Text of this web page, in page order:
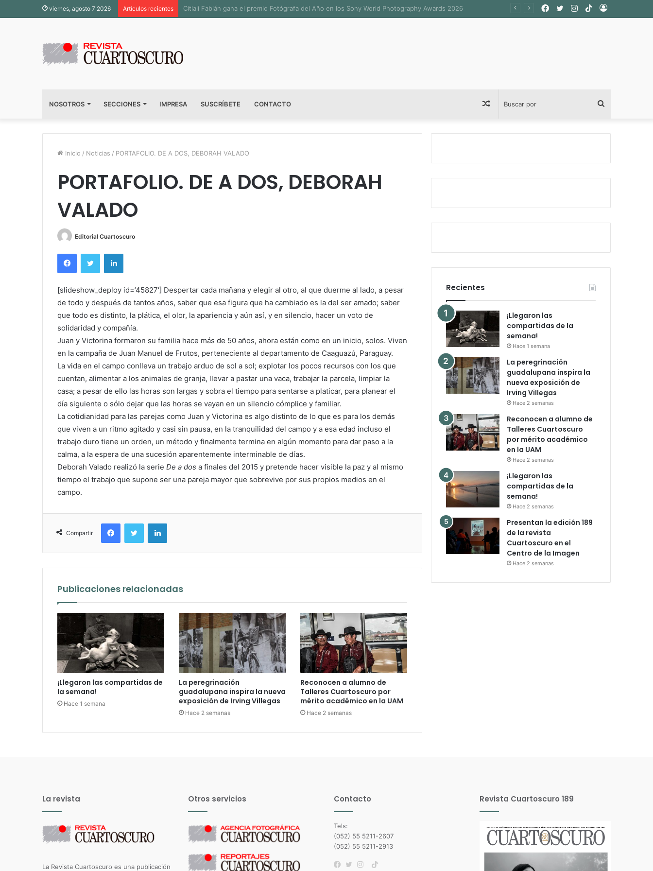
viernes, agosto 7 2026 Artículos recientes Inauguran sala permanente «Pedro Valtierra» en la Fototeca de Zacatecas Acceso
TikTok
Instagram
Twitter
Facebook
NOSOTROS SECCIONES IMPRESA SUSCRÍBETE CONTACTO
por
Publicación
al
azar
Inicio / Noticias / PORTAFOLIO. DE A DOS, DEBORAH VALADO
PORTAFOLIO. DE A DOS, DEBORAH
VALADO
Editorial Cuartoscuro
FacebookTwitter LinkedIn
[slideshow_deploy id=’45827′] Despertar cada mañana y elegir al otro, al que duerme al lado, a pesar
de todo y después de tantos años, saber que esa figura que ha cambiado es la del ser amado; saber
que todo es distinto, la plática, el olor, la apariencia y aún así, y en silencio, hacer un voto de
solidaridad y compañía.
Juan y Victorina formaron su familia hace más de 50 años, ahora están como en un inicio, solos. Viven
en la campaña de Juan Manuel de Frutos, perteneciente al departamento de Caaguazú, Paraguay.
La vida en el campo conlleva un trabajo arduo de sol a sol; explotar los pocos recursos con los que
cuentan, alimentar a los animales de granja, llevar a pastar una vaca, trabajar la parcela, limpiar la
casa; a pesar de ello las horas son largas y sobra el tiempo para sentarse a platicar, para planear el
día siguiente o sólo dejar que las horas se vayan en un silencio cómplice y familiar.
La cotidianidad para las parejas como Juan y Victorina es algo distinto de lo que es para los demás
que viven a un ritmo agitado y casi sin pausa, en la tranquilidad del campo y a esa edad incluso el
trabajo duro tiene un orden, un método y finalmente termina en algún momento para dar paso a la
calma, a la espera de una sucesión aparentemente interminable de días.
Deborah Valado realizó la serie De a dos a finales del 2015 y pretende hacer visible la paz y al mismo
tiempo el trabajo que supone ser una pareja mayor que sobrevive por sus propios medios en el
campo.
Compartir
FacebookTwitter LinkedIn
Publicaciones relacionadas
¡Llegaron las compartidas de
la semana!
Hace 1 semana
La peregrinación
guadalupana inspira la nueva
exposición de Irving Villegas
Hace 2 semanas
Reconocen a alumno de
Talleres Cuartoscuro por
mérito académico en la UAM
Hace 2 semanas
Recientes
¡Llegaron las
compartidas de la
semana!
Hace 1 semana
La peregrinación
guadalupana inspira la
nueva exposición de
Irving Villegas
Hace 2 semanas
Reconocen a alumno de
Talleres Cuartoscuro
por mérito académico
en la UAM
Hace 2 semanas
¡Llegaron las
compartidas de la
semana!
Hace 2 semanas
Presentan la edición 189
de la revista
Cuartoscuro en el
Centro de la Imagen
Hace 2 semanas
La revista
La Revista Cuartoscuro es una publicación
Otros servicios Contacto
Tels:
(052) 55 5211-2607
(052) 55 5211-2913
TikTok
Revista Cuartoscuro 189